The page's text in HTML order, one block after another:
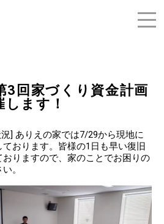
3回家づくり資金計画
ます！
] ありえの家では7/29から現地に
おります。皆様の1日も早い復旧
りますので、家のことでお困りの
。